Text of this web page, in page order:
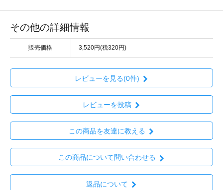
その他の詳細情報
販売価格 3,520円(税320円)
レビューを見る(0件)
レビューを投稿
この商品を友達に教える
この商品について問い合わせる
返品について